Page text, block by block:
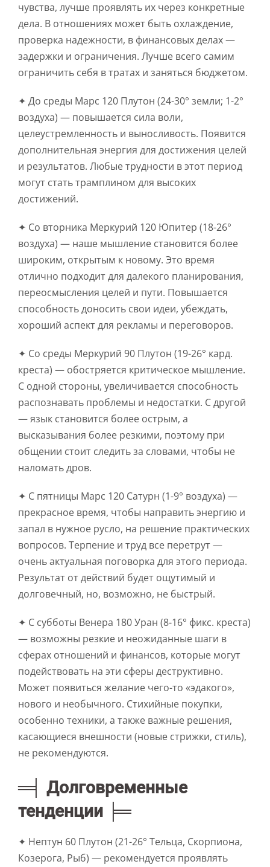
чувства, лучше проявлять их через конкретные
дела. В отношениях может быть охлаждение,
проверка надежности, в финансовых делах —
задержки и ограничения. Лучше всего самим
ограничить себя в тратах и заняться бюджетом.
✦ До среды Марс 120 Плутон (24-30° земли; 1-2°
воздуха) — повышается сила воли,
целеустремленность и выносливость. Появится
дополнительная энергия для достижения целей
и результатов. Любые трудности в этот период
могут стать трамплином для высоких
достижений.
✦ Со вторника Меркурий 120 Юпитер (18-26°
воздуха) — наше мышление становится более
широким, открытым к новому. Это время
отлично подходит для далекого планирования,
переосмысления целей и пути. Повышается
способность доносить свои идеи, убеждать,
хороший аспект для рекламы и переговоров.
✦ Со среды Меркурий 90 Плутон (19-26° кард.
креста) — обостряется критическое мышление.
С одной стороны, увеличивается способность
распознавать проблемы и недостатки. С другой
— язык становится более острым, а
высказывания более резкими, поэтому при
общении стоит следить за словами, чтобы не
наломать дров.
✦ С пятницы Марс 120 Сатурн (1-9° воздуха) —
прекрасное время, чтобы направить энергию и
запал в нужное русло, на решение практических
вопросов. Терпение и труд все перетрут —
очень актуальная поговорка для этого периода.
Результат от действий будет ощутимый и
долговечный, но, возможно, не быстрый.
✦ С субботы Венера 180 Уран (8-16° фикс. креста)
— возможны резкие и неожиданные шаги в
сферах отношений и финансов, которые могут
подействовать на эти сферы деструктивно.
Может появиться желание чего-то «эдакого»,
нового и необычного. Стихийные покупки,
особенно техники, а также важные решения,
касающиеся внешности (новые стрижки, стиль),
не рекомендуются.
═╡ Долговременные
тенденции ╞═
✦ Нептун 60 Плутон (21-26° Тельца, Скорпиона,
Козерога, Рыб) — рекомендуется проявлять